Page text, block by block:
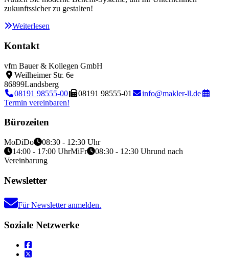
zukunftssicher zu gestalten!
Weiterlesen
Kontakt
vfm Bauer & Kollegen GmbH
Weilheimer Str. 6e
86899Landsberg
08191 98555-00
08191 98555-01
info@makler-ll.de
Termin vereinbaren!
Bürozeiten
MoDiDo
08:30 - 12:30 Uhr
14:00 - 17:00 UhrMiFr 08:30 - 12:30 Uhrund nach
Vereinbarung
Newsletter
Für Newsletter anmelden.
Soziale Netzwerke